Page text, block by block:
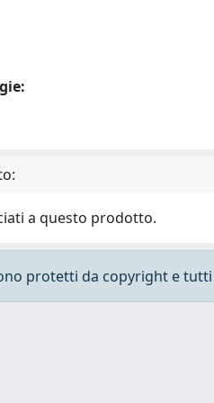
a questo prodotto.
protetti da copyright e